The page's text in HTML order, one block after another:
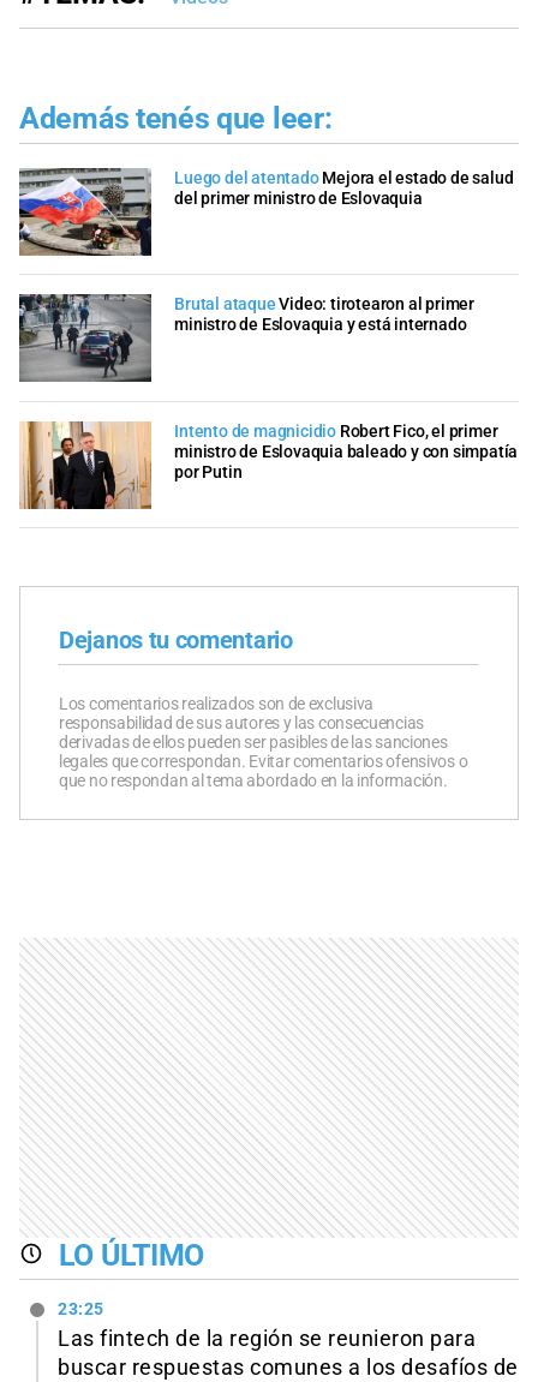
Además tenés que leer:
Luego del atentado Mejora el estado de salud
del primer ministro de Eslovaquia
Brutal ataque Video: tirotearon al primer
ministro de Eslovaquia y está internado
Intento de magnicidio Robert Fico, el primer
ministro de Eslovaquia baleado y con simpatía
por Putin
Dejanos tu comentario
Los comentarios realizados son de exclusiva
responsabilidad de sus autores y las consecuencias
derivadas de ellos pueden ser pasibles de las sanciones
legales que correspondan. Evitar comentarios ofensivos o
que no respondan al tema abordado en la información.
LO ÚLTIMO
23:25
Las fintech de la región se reunieron para
buscar respuestas comunes a los desafíos de